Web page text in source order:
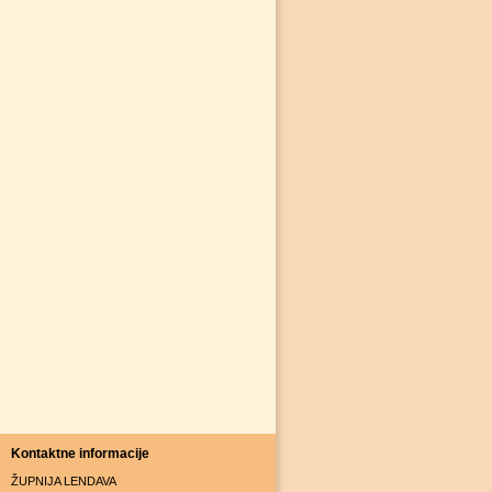
Kontaktne informacije
ŽUPNIJA LENDAVA